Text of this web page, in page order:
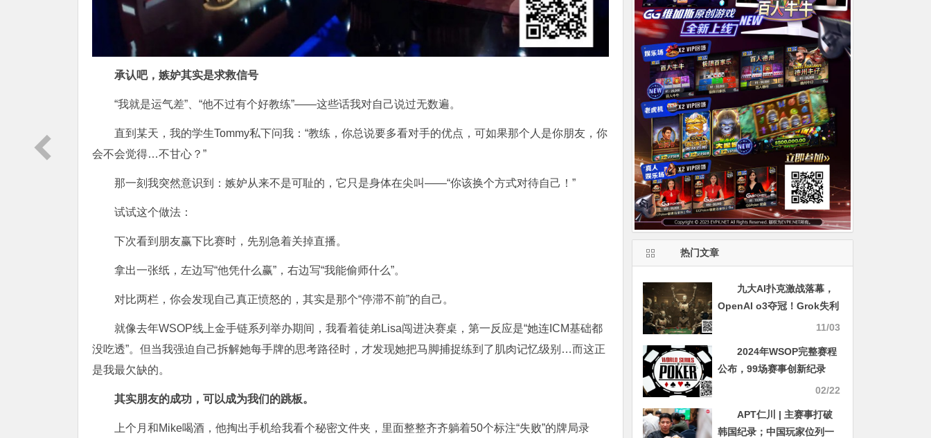
承认吧，嫉妒其实是求救信号
“我就是运气差”、“他不过有个好教练”——这些话我对自己说过无数遍。
直到某天，我的学生Tommy私下问我：“教练，你总说要多看对手的优点，可如果那个人是你朋友，你
会不会觉得…不甘心？”
那一刻我突然意识到：嫉妒从来不是可耻的，它只是身体在尖叫——“你该换个方式对待自己！”
试试这个做法：
下次看到朋友赢下比赛时，先别急着关掉直播。
拿出一张纸，左边写“他凭什么赢”，右边写“我能偷师什么”。
对比两栏，你会发现自己真正愤怒的，其实是那个“停滞不前”的自己。
就像去年WSOP线上金手链系列举办期间，我看着徒弟Lisa闯进决赛桌，第一反应是“她连ICM基础都
没吃透”。但当我强迫自己拆解她每手牌的思考路径时，才发现她把马脚捕捉练到了肌肉记忆级别…而这正
是我最欠缺的。
其实朋友的成功，可以成为我们的跳板。
上个月和Mike喝酒，他掏出手机给我看个秘密文件夹，里面整整齐齐躺着50个标注“失败”的牌局录
热门文章
九大AI扑克激战落幕，
OpenAI o3夺冠！Grok失利
11/03
2024年WSOP完整赛程
公布，99场赛事创新纪录
02/22
APT仁川 | 主赛事打破
韩国纪录；中国玩家位列一